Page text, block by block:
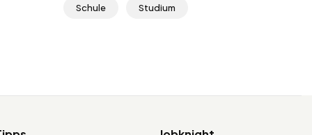
Schule Studium